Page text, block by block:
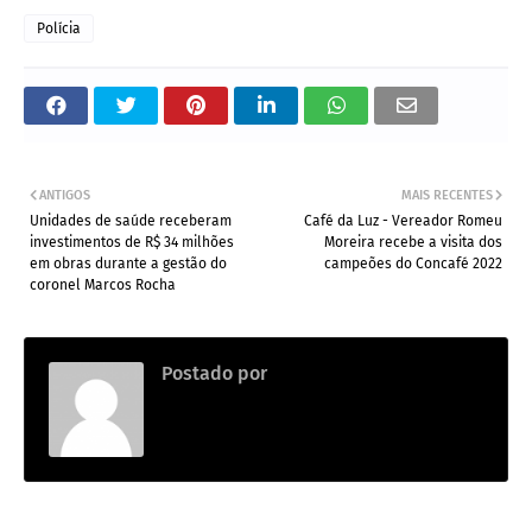
Polícia
MAIS RECENTES
Café da Luz - Vereador Romeu
Moreira recebe a visita dos
campeões do Concafé 2022
ANTIGOS
Unidades de saúde receberam
investimentos de R$ 34 milhões
em obras durante a gestão do
coronel Marcos Rocha
Postado por